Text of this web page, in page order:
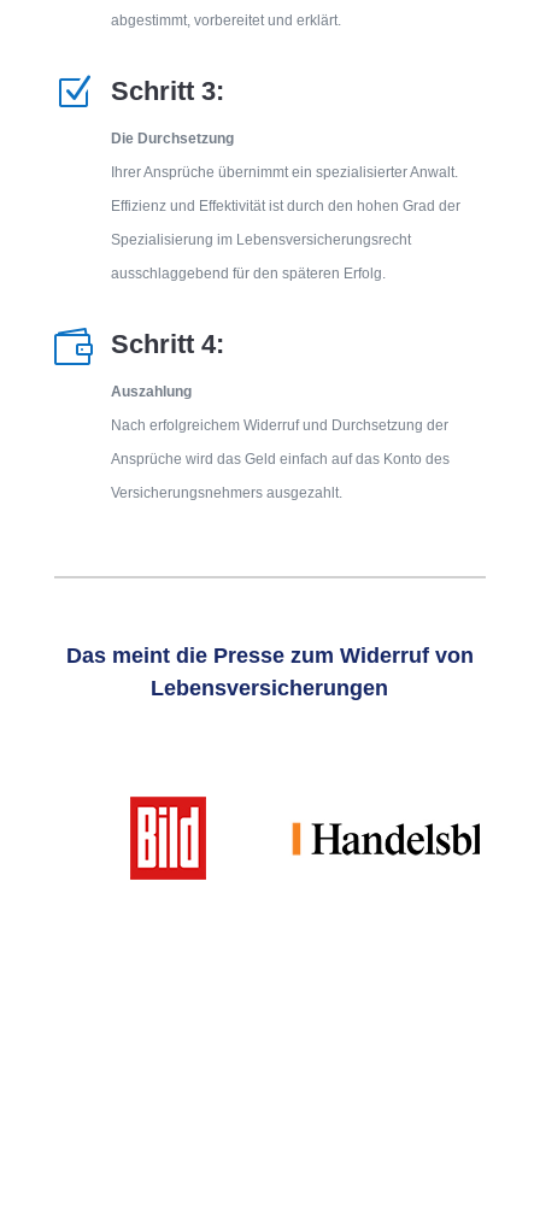
abgestimmt, vorbereitet und erklärt.
Z Schritt 3:
Die Durchsetzung
Ihrer Ansprüche übernimmt ein spezialisierter Anwalt.
Effizienz und Effektivität ist durch den hohen Grad der
Spezialisierung im Lebensversicherungsrecht
ausschlaggebend für den späteren Erfolg.
 Schritt 4:
Auszahlung
Nach erfolgreichem Widerruf und Durchsetzung der
Ansprüche wird das Geld einfach auf das Konto des
Versicherungsnehmers ausgezahlt.
Das meint die Presse zum Widerruf von
Lebensversicherungen